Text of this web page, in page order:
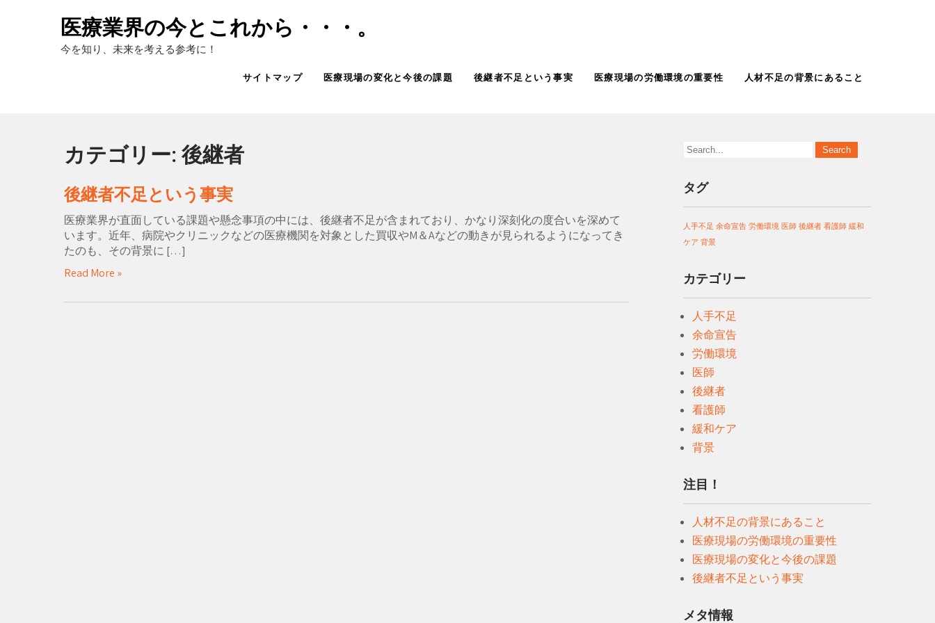
医療業界の今とこれから・・・。
今を知り、未来を考える参考に！
サイトマップ 医療現場の変化と今後の課題 後継者不足という事実 医療現場の労働環境の重要性 人材不足の背景にあること
カテゴリー:後継者
後継者不足という事実
医療業界が直面している課題や懸念事項の中には、後継者不足が含まれており、かなり深刻化の度合いを深めて
います。近年、病院やクリニックなどの医療機関を対象とした買収やM＆Aなどの動きが見られるようになってき
たのも、その背景に […]
Read More »
タグ
人手不足 余命宣告 労働環境 医師 後継者 看護師 緩和
ケア 背景
カテゴリー
人手不足
余命宣告
労働環境
医師
後継者
看護師
緩和ケア
背景
注目！
人材不足の背景にあること
医療現場の労働環境の重要性
医療現場の変化と今後の課題
後継者不足という事実
メタ情報